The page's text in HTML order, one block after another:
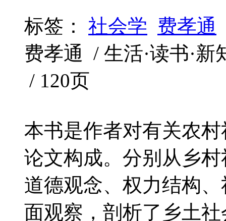
标签： 社会学 费孝通
费孝通 / 生活·读书·
/ 120页
本书是作者对有关农
论文构成。分别从乡
道德观念、权力结构
面观察，剖析了乡土